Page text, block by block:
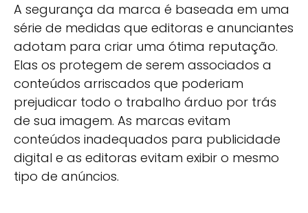
A segurança da marca é baseada em uma
série de medidas que editoras e anunciantes
adotam para criar uma ótima reputação.
Elas os protegem de serem associados a
conteúdos arriscados que poderiam
prejudicar todo o trabalho árduo por trás
de sua imagem. As marcas evitam
conteúdos inadequados para publicidade
digital e as editoras evitam exibir o mesmo
tipo de anúncios.